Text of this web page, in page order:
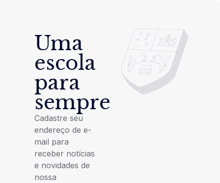
Uma
escola
para
sempre
Cadastre seu
endereço de e-
mail para
receber notícias
e novidades de
nossa